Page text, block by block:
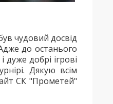
чудовий досвід
до останього
добрі ігрові
Дякую всім
СК "Прометей"